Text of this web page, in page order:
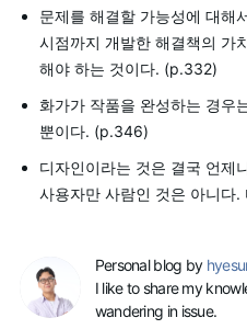
문제를 해결할 가능성에 대해
시점까지 개발한 해결책의 가
해야 하는 것이다. (p.332)
화가가 작품을 완성하는 경우
뿐이다. (p.346)
디자인이라는 것은 결국 언제
사용자만 사람인 것은 아니다
Personal blog by
I like to share my
wandering in issue.